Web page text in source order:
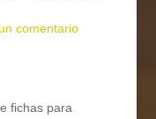
comentario
fichas para